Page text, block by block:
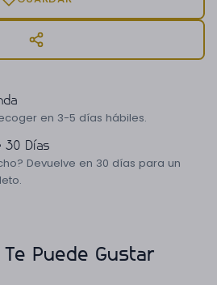
en 3-5 días hábiles.
30 Días
Devuelve en 30 días para un
Te Puede Gustar